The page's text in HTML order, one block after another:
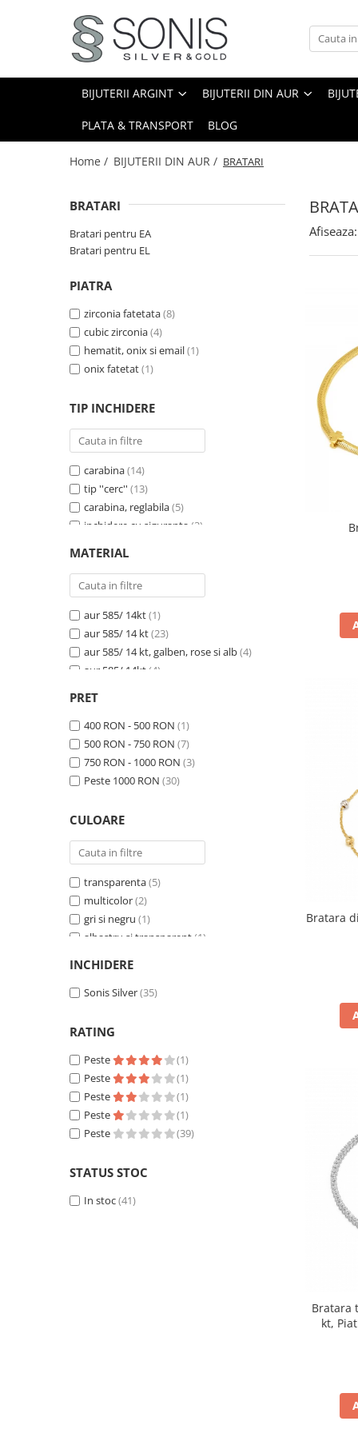
BIJUTERII ARGINT
LANTURI TIP ROZARIU
BRATARI TIP ROZARIU
PANDANTIVE
PANDANTIVE TIP CRUCE
TALISMANE
BIJUTERII PENTRU COPII
SETURI BIJUTERII
ACE DE CRAVATA
BRATARI PENTRU PICIOR
BIJUTERII DIN AUR
Lanturi pentru EL
Bratari pentru EA
BIJUTERII PENTRU COPII
BRATARI PENTRU GLEZNA
BRATARA TIP ROZARIU
LANTURI TIP ROZARIU
BIJUTERII DIN OTEL
ICOANE ARGINTATE
ICOANE ORTODOXEBIJUTERII ARGINT BIJUTERII DIN AUR
PLATA & TRANSPORT BLOG
Home / BIJUTERII DIN AUR / BRATARI
BRATARI
Bratari pentru EA
Bratari pentru EL
PIATRA
zirconia fatetata(8)
cubic zirconia(4)
hematit, onix si email(1)
onix fatetat(1)
TIP INCHIDERE
carabina(14)
tip ''cerc'' (13)
carabina, reglabila(5)
inchidere cu siguranta (3)
reglabila(1)
MATERIAL
aur 585/ 14kt(1)
aur 585/ 14 kt(23)
aur 585/ 14 kt, galben, rose si alb(4)
aur 585/ 14kt (4)
aur 585/14kt
aur alb 585/ 14 kt(1)
aur alb 585/ 14kt(1)
aur alb si galben 585 (1)
snur textil si aur 585/ 14 kt
PRET
400 RON - 500 RON (1)
500 RON - 750 RON (7)
750 RON - 1000 RON (3)
Peste 1000 RON (30)
CULOARE
transparenta(5)
multicolor(2)
gri si negru (1)
albastru si transparent (1)
negru (1)
albastru(1)
INCHIDERE
Sonis Silver(35)
RATING
Peste
(1)
Peste
(1)
Peste
(1)
Peste
(1)
Peste
(39)
STATUS STOC
In stoc(41)
Afiseaza:
Bratara
Bratara
kt,